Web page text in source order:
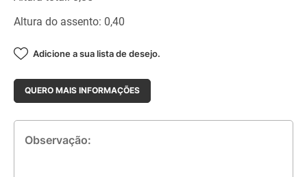
Altura do assento: 0,40
Adicione a sua lista de desejo.
QUERO MAIS INFORMAÇÕES
Observação: